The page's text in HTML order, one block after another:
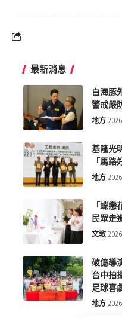
最新消息
白海豚
警戒嚴
地方
基隆光
「馬
地方
「蝶
民眾走
文教
破億導
台中拍
足球喜
地方